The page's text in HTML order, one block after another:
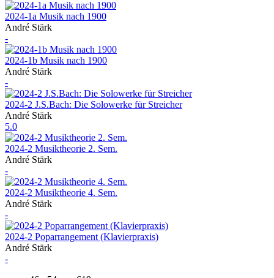
2024-1a Musik nach 1900
André Stärk
-
2024-1b Musik nach 1900
André Stärk
-
2024-2 J.S.Bach: Die Solowerke für Streicher
André Stärk
5.0
2024-2 Musiktheorie 2. Sem.
André Stärk
-
2024-2 Musiktheorie 4. Sem.
André Stärk
-
2024-2 Poparrangement (Klavierpraxis)
André Stärk
-